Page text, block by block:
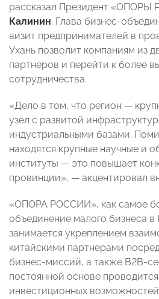
рассказал Президент
Калинин. Глава бизнес-
визит предпринимателей в
Ухань позволит компаниям из
партнеров и перейти к более
сотрудничества.
«Дело в том, что регион —
узел с развитой
индустриальными базами.
находятся крупные научные и
институты — это повышает
провинции», — акцентировал
«ОПОРА РОССИИ», как самое
объединение малого бизнеса в
занимается укреплением
китайскими партнерами
бизнес-миссий, а также B2B-
постоянной основе
инвестиционных